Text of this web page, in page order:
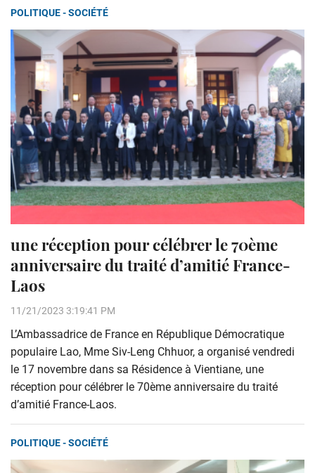
POLITIQUE - SOCIÉTÉ
une réception pour célébrer le 70ème
anniversaire du traité d’amitié France-
Laos
11/21/2023 3:19:41 PM
L’Ambassadrice de France en République Démocratique
populaire Lao, Mme Siv-Leng Chhuor, a organisé vendredi
le 17 novembre dans sa Résidence à Vientiane, une
réception pour célébrer le 70ème anniversaire du traité
d’amitié France-Laos.
POLITIQUE - SOCIÉTÉ